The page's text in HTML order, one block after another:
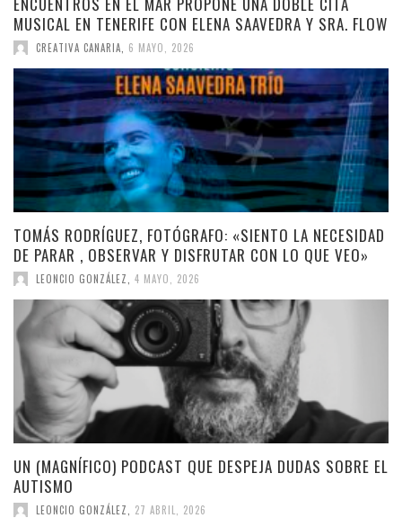
MUSICAL EN TENERIFE CON ELENA SAAVEDRA Y SRA. FLOW
CREATIVA CANARIA 6 MAYO, 2026
TOMÁS RODRÍGUEZ, FOTÓGRAFO: «SIENTO LA NECESIDAD
DE PARAR , OBSERVAR Y DISFRUTAR CON LO QUE VEO»
LEONCIO GONZÁLEZ 4 MAYO, 2026
UN (MAGNÍFICO) PODCAST QUE DESPEJA DUDAS SOBRE EL
AUTISMO
LEONCIO GONZÁLEZ 27 ABRIL, 2026